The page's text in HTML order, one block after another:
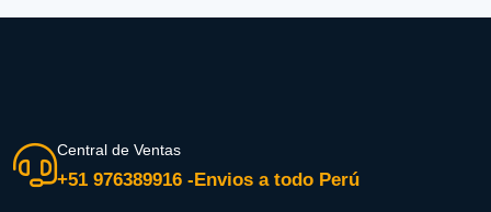
Central de Ventas
+51 976389916 -Envios a todo Perú